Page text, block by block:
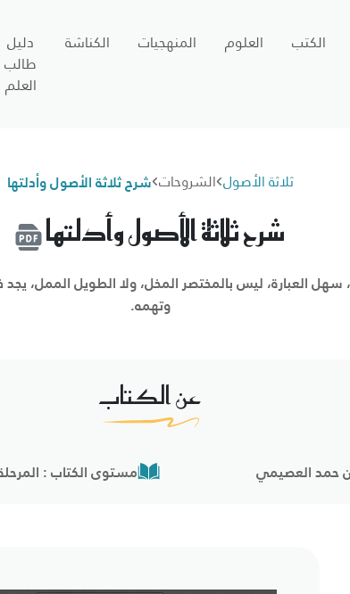
الكتب العلوم المنهجيات الكناشة دليل
طالب
العلم
ثلاثة الأصول الشروحات شرح ثلاثة الأصول وأدلتها
شرح ثلاثة الأصول وأدلتها
سهل العبارة، ليس بالمختصر المخل، ولا الطويل الممل،
وتهمه.
عن الكتاب
حمد العصيمي مستوى الكتاب :